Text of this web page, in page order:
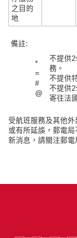
之目的
地
備註:
*
=
#
@
不提供
務。
不提供
不提供
寄往法
受航班服務及其他
或有所延誤，郵電
新消息，請關注郵電